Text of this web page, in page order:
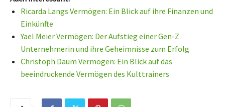
Ricarda Langs Vermögen: Ein Blick auf ihre Finanzen und
Einkünfte
Yael Meier Vermögen: Der Aufstieg einer Gen-Z
Unternehmerin und ihre Geheimnisse zum Erfolg
Christoph Daum Vermögen: Ein Blick auf das
beeindruckende Vermögen des Kulttrainers